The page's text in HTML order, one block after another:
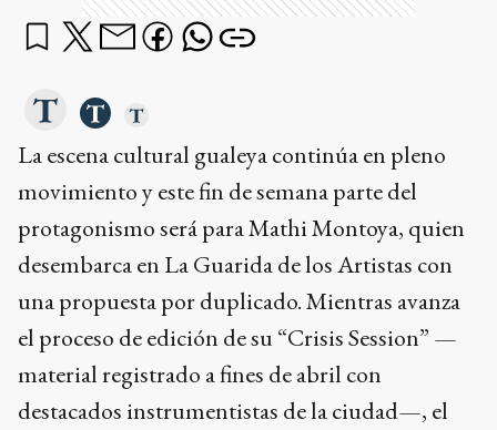
La escena cultural gualeya continúa en pleno
movimiento y este fin de semana parte del
protagonismo será para Mathi Montoya, quien
desembarca en La Guarida de los Artistas con
una propuesta por duplicado. Mientras avanza
el proceso de edición de su “Crisis Session” —
material registrado a fines de abril con
destacados instrumentistas de la ciudad—, el